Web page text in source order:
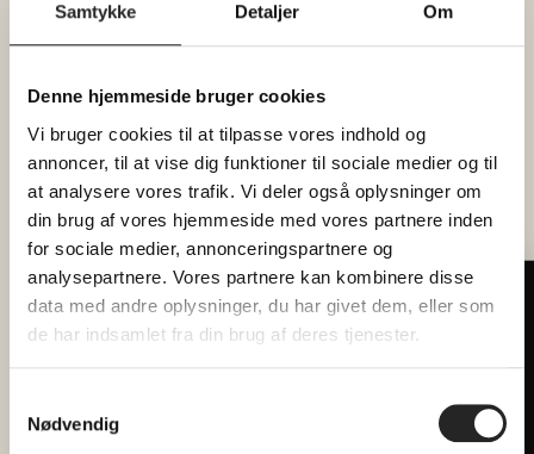
Samtykke Detaljer Om
Denne hjemmeside bruger cookies
Vi bruger cookies til at tilpasse vores indhold og
annoncer, til at vise dig funktioner til sociale medier og til
at analysere vores trafik. Vi deler også oplysninger om
din brug af vores hjemmeside med vores partnere inden
for sociale medier, annonceringspartnere og
analysepartnere. Vores partnere kan kombinere disse
data med andre oplysninger, du har givet dem, eller som
de har indsamlet fra din brug af deres tjenester.
Nødvendig
Dørene åbner allerede kl. 17, så har man lyst til
gåtur i vores spændende hus inden middagen,
er man mere end velkommen.
Det koster 140 kr. pr. voksen og 70 kr. pr. barn
(til og med 10 år). Middagen er gratis for børn
under 3 år.
Menu
og græskardip
Tilmeld dig vores nyhedsbrev
Hver måned forkæler vi 2 heldige